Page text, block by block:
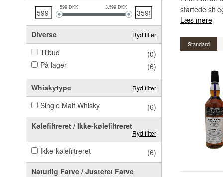
599 DKK 3,599 DKK
Diverse Ryd filter
Tilbud
(0)
På lager
(6)
Whiskytype Ryd filter
Single Malt Whisky
(6)
Kølefiltreret / Ikke-kølefiltreret
Ryd filter
Ikke-kølefiltreret
(6)
Naturlig Farve / Justeret Farve
startede sit
Læs mere
Standard